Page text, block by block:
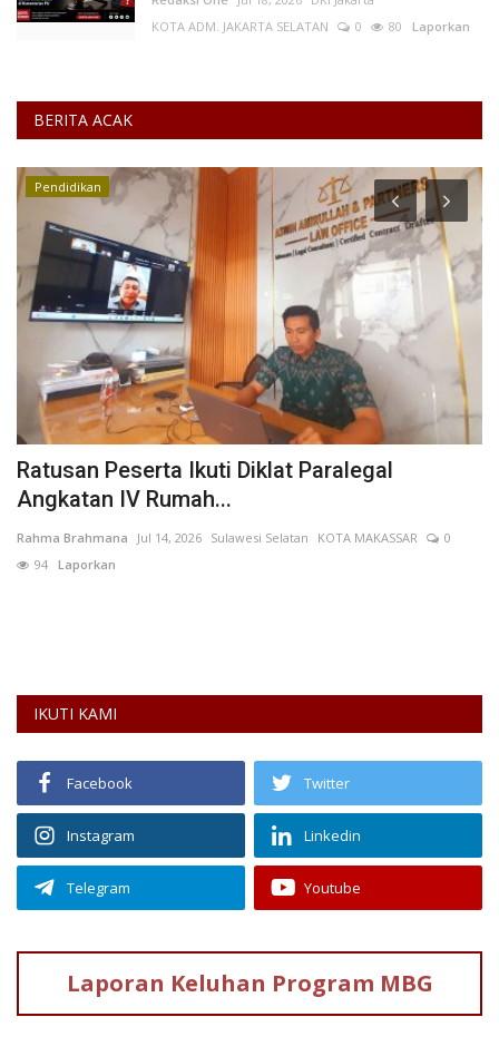
KOTA ADM. JAKARTA SELATAN
0 80 Laporkan
BERITA ACAK
Pendidikan
Ratusan Peserta Ikuti Diklat Paralegal
Angkatan IV Rumah...
Rahma Brahmana Jul 14, 2026 Sulawesi Selatan KOTA MAKASSAR
0
94 Laporkan
IKUTI KAMI
Facebook Twitter
Instagram Linkedin
Telegram Youtube
Laporan Keluhan Program MBG